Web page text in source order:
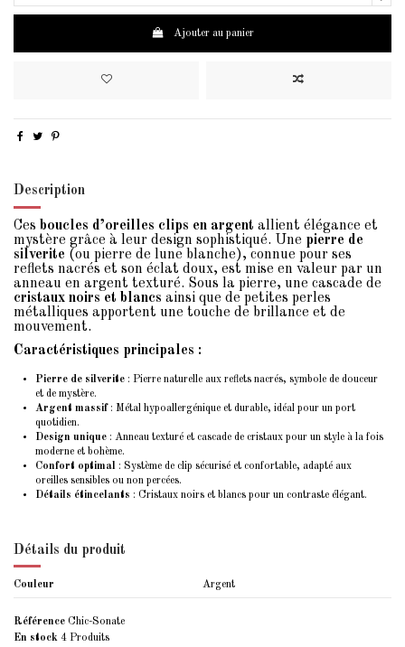
Ajouter au panier
Description
Ces boucles d’oreilles clips en argent allient élégance et
mystère grâce à leur design sophistiqué. Une pierre de
silverite (ou pierre de lune blanche), connue pour ses
reflets nacrés et son éclat doux, est mise en valeur par un
anneau en argent texturé. Sous la pierre, une cascade de
cristaux noirs et blancs ainsi que de petites perles
métalliques apportent une touche de brillance et de
mouvement.
Caractéristiques principales :
Pierre de silverite : Pierre naturelle aux reflets nacrés, symbole de douceur
et de mystère.
Argent massif : Métal hypoallergénique et durable, idéal pour un port
quotidien.
Design unique : Anneau texturé et cascade de cristaux pour un style à la fois
moderne et bohème.
Confort optimal : Système de clip sécurisé et confortable, adapté aux
oreilles sensibles ou non percées.
Détails étincelants : Cristaux noirs et blancs pour un contraste élégant.
Détails du produit
Couleur Argent
Référence Chic-Sonate
En stock 4 Produits